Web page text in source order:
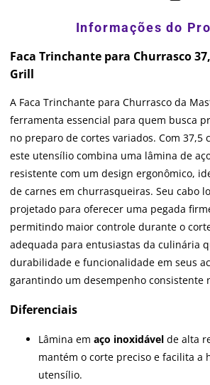
Faca Trinchante para Churrasco
Grill
A Faca Trinchante para Churrasco da
ferramenta essencial para quem busca
no preparo de cortes variados. Com 37,5
este utensílio combina uma lâmina de
resistente com um design ergonômico,
de carnes em churrasqueiras. Seu cabo
projetado para oferecer uma pegada
permitindo maior controle durante o
adequada para entusiastas da culinária
durabilidade e funcionalidade em seus
garantindo um desempenho consistente
Diferenciais
Lâmina em aço inoxidável de alta
mantém o corte preciso e facilita a
utensílio.